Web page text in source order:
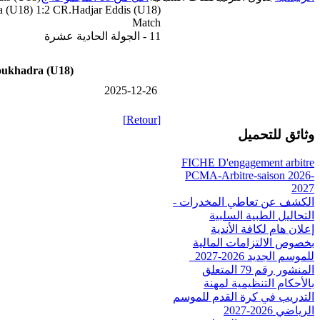
(U18) 1:2 CR.Hadjar Eddis (U18)
Match
11 - الجولة الحادية عشرة
(U18)
2025-12-26
[Retour]
وثائق للتحميل
FICHE D'engagement arbitre
PCMA-Arbitre-saison 2026-
2027
الكشف عن تعاطي المخدرات -
التحاليل الطبية السلبية
إعلان هام لكافة الأندية
بخصوص الالتزامات المالية
للموسم الجديد 2026-2027_
المنشور رقم 79 المتعلق
بالأحكام التنظيمية لمهنة
التدريب في كرة القدم للموسم
الرياضي 2026-2027